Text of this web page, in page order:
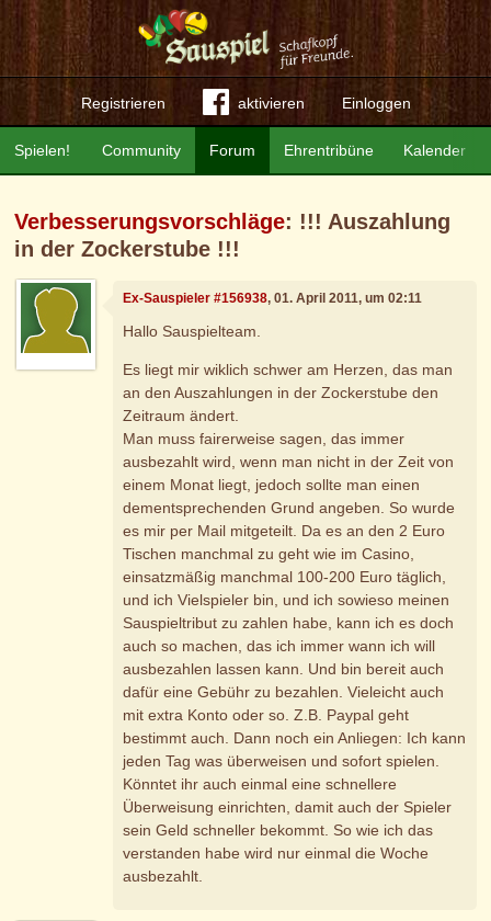
Registrieren aktivieren Einloggen
Community Forum Ehrentribüne Kalender
Spielen!
Verbesserungsvorschläge: !!! Auszahlung
in der Zockerstube !!!
Ex-Sauspieler #156938, 01. April 2011, um 02:11
Hallo Sauspielteam.
Es liegt mir wiklich schwer am Herzen, das man
an den Auszahlungen in der Zockerstube den
Zeitraum ändert.
Man muss fairerweise sagen, das immer
ausbezahlt wird, wenn man nicht in der Zeit von
einem Monat liegt, jedoch sollte man einen
dementsprechenden Grund angeben. So wurde
es mir per Mail mitgeteilt. Da es an den 2 Euro
Tischen manchmal zu geht wie im Casino,
einsatzmäßig manchmal 100-200 Euro täglich,
und ich Vielspieler bin, und ich sowieso meinen
Sauspieltribut zu zahlen habe, kann ich es doch
auch so machen, das ich immer wann ich will
ausbezahlen lassen kann. Und bin bereit auch
dafür eine Gebühr zu bezahlen. Vieleicht auch
mit extra Konto oder so. Z.B. Paypal geht
bestimmt auch. Dann noch ein Anliegen: Ich kann
jeden Tag was überweisen und sofort spielen.
Könntet ihr auch einmal eine schnellere
Überweisung einrichten, damit auch der Spieler
sein Geld schneller bekommt. So wie ich das
verstanden habe wird nur einmal die Woche
ausbezahlt.